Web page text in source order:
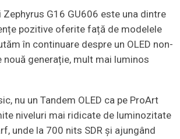
Zephyrus G16 GU606 este una dintre
pozitive oferite față de modelele
în continuare despre un OLED non-
nouă generație, mult mai luminos
nu un Tandem OLED ca pe ProArt
niveluri mai ridicate de luminozitate
unde la 700 nits SDR și ajungând